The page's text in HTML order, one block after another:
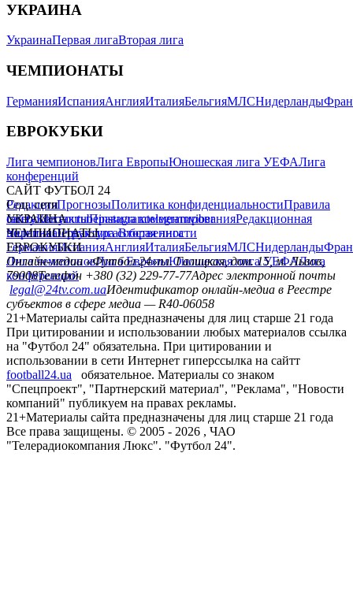
УКРАИНА
УкраинаПервая лигаВторая лига
ЧЕМПИОНАТЫ
ГерманияИспанияАнглияИталияБельгияМЛСНидерланды
ЕВРОКУБКИ
Лига чемпионовЛига ЕвропыЮношеская лига УЕФАЛига
конференций
САЙТ ФУТБОЛ 24
РедакцияПрогнозыПолитика конфиденциальностиПравила
сайтуКонтактыПравила комментированияРедакционная
политикаСтруктура собственности
Соц. сети
facebookxyoutubeinstagramtelegramviber
УКРАИНА
УкраинаПервая лигаВторая лига
ЧЕМПИОНАТЫ
ГерманияИспанияАнглияИталияБельгияМЛСНидерланды
ЕВРОКУБКИ
Лига чемпионовЛига ЕвропыЮношеская лига УЕФАЛига
конференций
Онлайн-медиа «Футбол 24»пл. Галицкая, дом. 15, м. Львов,
79008Телефон +380 (32) 229-77-77Адрес электронной почты
legal@24tv.com.uaИдентификатор онлайн-медиа в Реестре
субъектов в сфере медиа — R40-06058
21+Материалы сайта предназначены для лиц старше 21 года
При цитировании и использовании любых материалов ссылка
на "Футбол 24" обязательна. При цитировании и
использовании в сети Интернет гиперссылка на сайтт
football24.ua
обязательное. Материалы со знаком
"Спецпроект", "Партнерский материал", "Реклама", "Новости
компаний" публикуем на правах рекламы.
21+Материалы сайта предназначены для лиц старше 21 года
Все права защищены. © 2005 - 2026 , ЧАО
"Телерадиокомпания Люкс". "Футбол 24".